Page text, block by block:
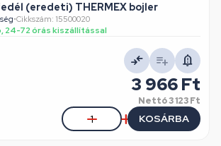
(eredeti) THERMEX bojler
•Cikkszám: 15500020
24-72 órás kiszállítással
3 966 Ft
Nettó3 123 Ft
KOSÁRBA